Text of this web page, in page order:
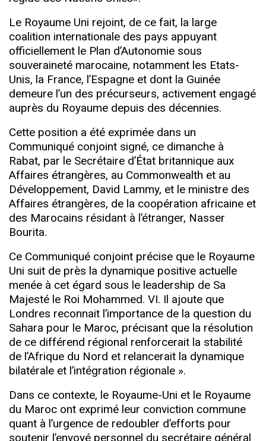
Le Royaume Uni rejoint, de ce fait, la large
coalition internationale des pays appuyant
officiellement le Plan d’Autonomie sous
souveraineté marocaine, notamment les Etats-
Unis, la France, l’Espagne et dont la Guinée
demeure l’un des précurseurs, activement engagé
auprès du Royaume depuis des décennies.
Cette position a été exprimée dans un
Communiqué conjoint signé, ce dimanche à
Rabat, par le Secrétaire d’État britannique aux
Affaires étrangères, au Commonwealth et au
Développement, David Lammy, et le ministre des
Affaires étrangères, de la coopération africaine et
des Marocains résidant à l’étranger, Nasser
Bourita.
Ce Communiqué conjoint précise que le Royaume
Uni suit de près la dynamique positive actuelle
menée à cet égard sous le leadership de Sa
Majesté le Roi Mohammed. VI. Il ajoute que
Londres reconnait l’importance de la question du
Sahara pour le Maroc, précisant que la résolution
de ce différend régional renforcerait la stabilité
de l’Afrique du Nord et relancerait la dynamique
bilatérale et l’intégration régionale ».
Dans ce contexte, le Royaume-Uni et le Royaume
du Maroc ont exprimé leur conviction commune
quant à l’urgence de redoubler d’efforts pour
soutenir l’envoyé personnel du secrétaire général